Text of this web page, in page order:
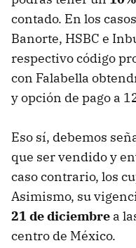
contado. En los
Banorte, HSBC e
respectivo código
con Falabella
y opción de pago a
Eso sí, debemos
que ser vendido y
caso contrario, los
Asimismo, su
21 de diciembre a
centro de México.